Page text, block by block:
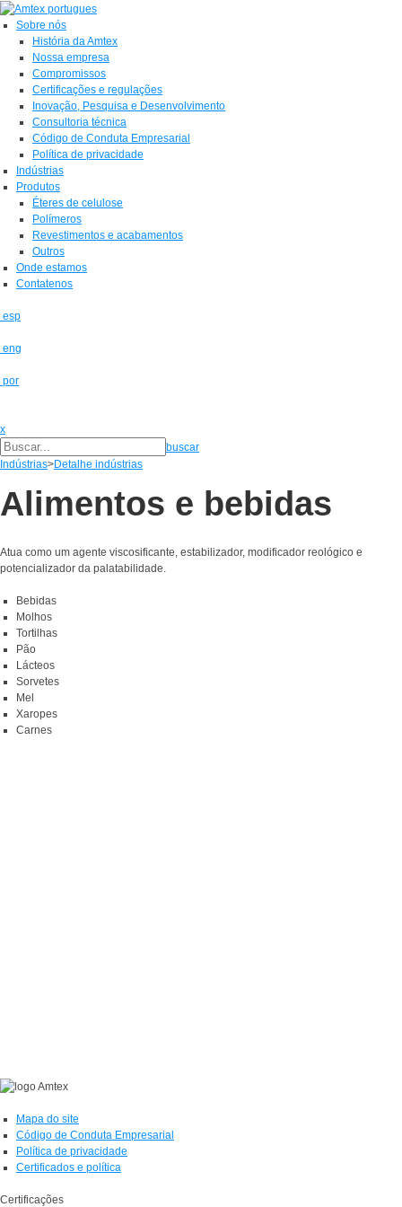
Sobre nós
História da Amtex
Nossa empresa
Compromissos
Certificações e regulações
Inovação, Pesquisa e Desenvolvimento
Consultoria técnica
Código de Conduta Empresarial
Política de privacidade
Indústrias
Produtos
Éteres de celulose
Polímeros
Revestimentos e acabamentos
Outros
Onde estamos
Contatenos
esp
eng
por
x
buscar
Indústrias>Detalhe indústrias
Alimentos e bebidas
Atua como um agente viscosificante, estabilizador, modificador reológico e
potencializador da palatabilidade.
Bebidas
Molhos
Tortilhas
Pão
Lácteos
Sorvetes
Mel
Xaropes
Carnes
Mapa do site
Código de Conduta Empresarial
Política de privacidade
Certificados e política
Certificações